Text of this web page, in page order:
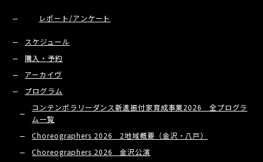
レポート/アンケート
スケジュール
購入・予約
アーカイヴ
プログラム
コンテンポラリーダンス新進振付家育成事業2026 全プログラ
ム一覧
Choreographers 2026 2地域概要（金沢・八戸）
Choreographers 2026 金沢公演